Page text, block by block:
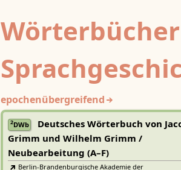
epochenübergreifend
2DWb
Deutsches Wörterbuch von
Grimm und Wilhelm Grimm /
Neubearbeitung (A–F)
Berlin-Brandenburgische Akademie der